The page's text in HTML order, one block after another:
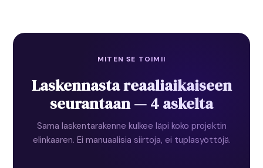
MITEN SE TOIMII
Laskennasta reaaliaikaiseen
seurantaan — 4 askelta
Sama laskentarakenne kulkee läpi koko projektin
elinkaaren. Ei manuaalisia siirtoja, ei tuplasyöttöjä.